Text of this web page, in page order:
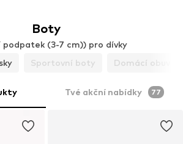
Boty
(3-7 cm)) pro dívky
Sportovní boty Domácí obuv
Tvé akční nabídky 77